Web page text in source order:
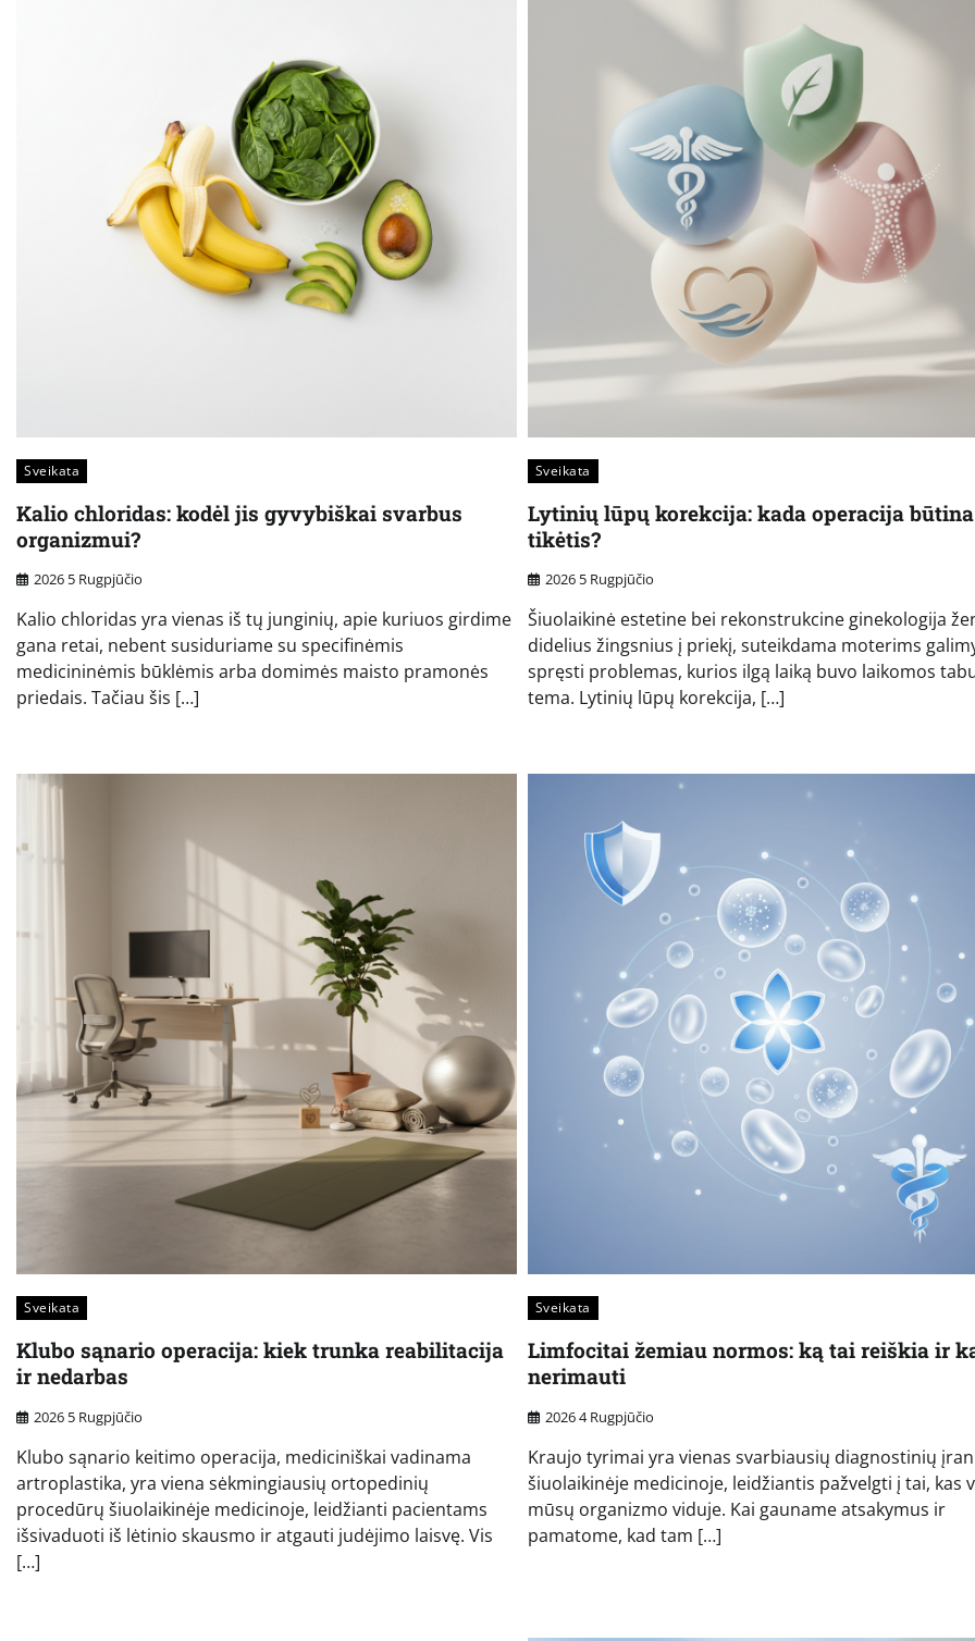
Sveikata
Kalio chloridas: kodėl jis gyvybiškai svarbus
organizmui?
2026 5 Rugpjūčio
Kalio chloridas yra vienas iš tų junginių, apie kuriuos girdime
gana retai, nebent susiduriame su specifinėmis
medicininėmis būklėmis arba domimės maisto pramonės
priedais. Tačiau šis […]
Sveikata
Lytinių lūpų korekcija: kada operacija
tikėtis?
2026 5 Rugpjūčio
Šiuolaikinė estetine bei rekonstrukcine ginekologija
didelius žingsnius į priekį, suteikdama moterims
spręsti problemas, kurios ilgą laiką buvo laikomos
tema. Lytinių lūpų korekcija, […]
Sveikata
Klubo sąnario operacija: kiek trunka reabilitacija
ir nedarbas
2026 5 Rugpjūčio
Klubo sąnario keitimo operacija, mediciniškai vadinama
artroplastika, yra viena sėkmingiausių ortopedinių
procedūrų šiuolaikinėje medicinoje, leidžianti pacientams
išsivaduoti iš lėtinio skausmo ir atgauti judėjimo laisvę. Vis
[…]
Sveikata
Limfocitai žemiau normos: ką tai reiškia ir
nerimauti
2026 4 Rugpjūčio
Kraujo tyrimai yra vienas svarbiausių diagnostinių
šiuolaikinėje medicinoje, leidžiantis pažvelgti į tai, kas
mūsų organizmo viduje. Kai gauname atsakymus ir
pamatome, kad tam […]